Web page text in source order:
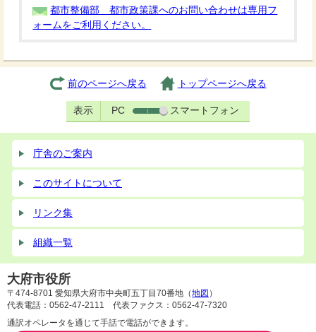
都市整備部 都市政策課へのお問い合わせは専用フ
ォームをご利用ください。
前のページへ戻る トップページへ戻る
表示 PC スマートフォン
庁舎のご案内
このサイトについて
リンク集
組織一覧
大府市役所
〒474-8701 愛知県大府市中央町五丁目70番地（地図 ）
代表電話：0562-47-2111 代表ファクス：0562-47-7320
通訳オペレータを通じて手話で電話ができます。